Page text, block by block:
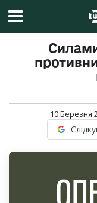
10 Березня